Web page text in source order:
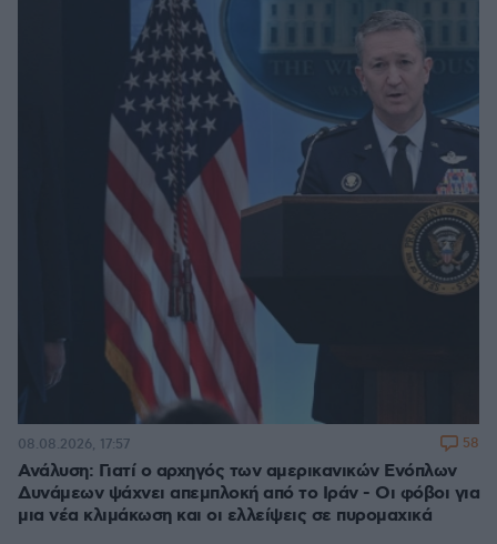
Ανάλυση: Γιατί ο αρχηγός των αμερικανικών Ενόπλων
Δυνάμεων ψάχνει απεμπλοκή από το Ιράν - Οι φόβοι για
μια νέα κλιμάκωση και οι ελλείψεις σε πυρομαχικά
08.08.2026, 17:57 58